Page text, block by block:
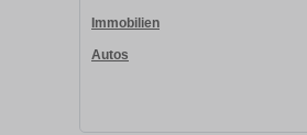
Immobilien
Autos